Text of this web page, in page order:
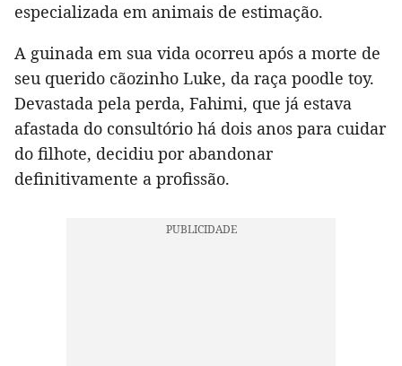
especializada em animais de estimação.
A guinada em sua vida ocorreu após a morte de
seu querido cãozinho Luke, da raça poodle toy.
Devastada pela perda, Fahimi, que já estava
afastada do consultório há dois anos para cuidar
do filhote, decidiu por abandonar
definitivamente a profissão.